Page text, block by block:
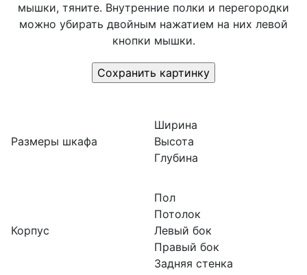
мышки, тяните. Внутренние полки и перегородки
можно убирать двойным нажатием на них левой
кнопки мышки.
Размеры шкафа
Корпус
Ширина
Высота
Глубина
Пол
Потолок
Левый бок
Правый бок
Задняя стенка